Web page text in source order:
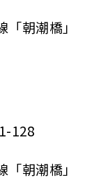
朝潮橋」
128
朝潮橋」